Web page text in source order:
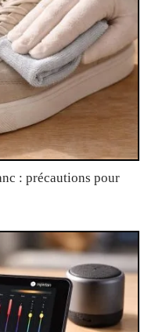
: précautions pour